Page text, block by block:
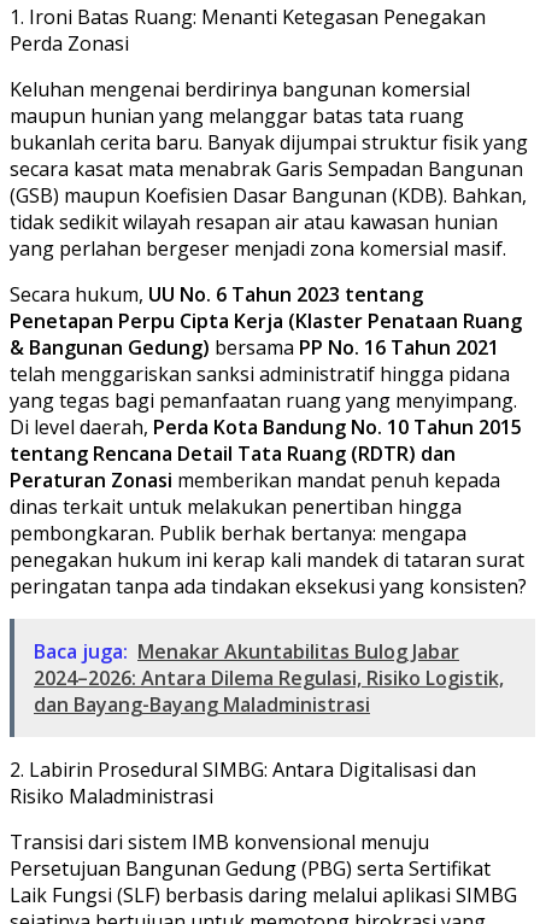
​1. Ironi Batas Ruang: Menanti Ketegasan Penegakan
Perda Zonasi
​Keluhan mengenai berdirinya bangunan komersial
maupun hunian yang melanggar batas tata ruang
bukanlah cerita baru. Banyak dijumpai struktur fisik yang
secara kasat mata menabrak Garis Sempadan Bangunan
(GSB) maupun Koefisien Dasar Bangunan (KDB). Bahkan,
tidak sedikit wilayah resapan air atau kawasan hunian
yang perlahan bergeser menjadi zona komersial masif.
​Secara hukum, UU No. 6 Tahun 2023 tentang
Penetapan Perpu Cipta Kerja (Klaster Penataan Ruang
& Bangunan Gedung) bersama PP No. 16 Tahun 2021
telah menggariskan sanksi administratif hingga pidana
yang tegas bagi pemanfaatan ruang yang menyimpang.
Di level daerah, Perda Kota Bandung No. 10 Tahun 2015
tentang Rencana Detail Tata Ruang (RDTR) dan
Peraturan Zonasi memberikan mandat penuh kepada
dinas terkait untuk melakukan penertiban hingga
pembongkaran. Publik berhak bertanya: mengapa
penegakan hukum ini kerap kali mandek di tataran surat
peringatan tanpa ada tindakan eksekusi yang konsisten?
Baca juga: ​Menakar Akuntabilitas Bulog Jabar
2024–2026: Antara Dilema Regulasi, Risiko Logistik,
dan Bayang-Bayang Maladministrasi
​2. Labirin Prosedural SIMBG: Antara Digitalisasi dan
Risiko Maladministrasi
​Transisi dari sistem IMB konvensional menuju
Persetujuan Bangunan Gedung (PBG) serta Sertifikat
Laik Fungsi (SLF) berbasis daring melalui aplikasi SIMBG